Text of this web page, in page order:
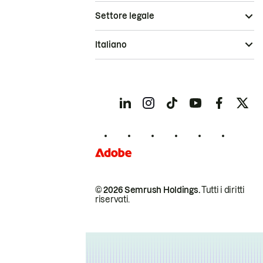
© 2026 Semrush Holdings.Tutti i diritti
riservati.
Settore legale
Italiano